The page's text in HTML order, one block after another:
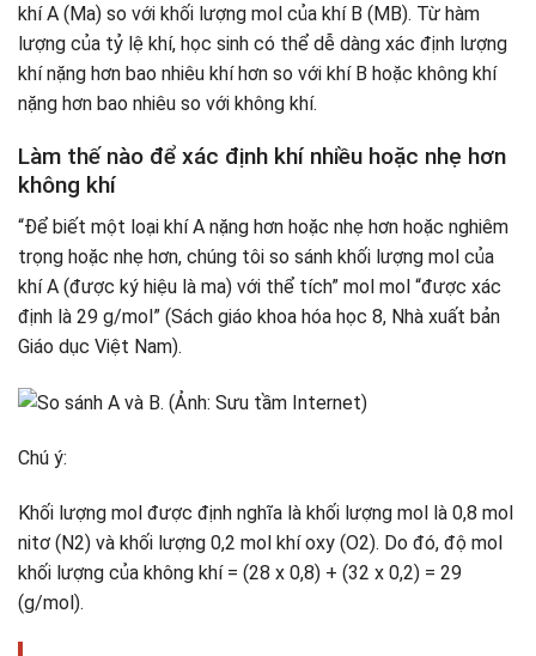
khí A (Ma) so với khối lượng mol của khí B (MB). Từ hàm
lượng của tỷ lệ khí, học sinh có thể dễ dàng xác định lượng
khí nặng hơn bao nhiêu khí hơn so với khí B hoặc không khí
nặng hơn bao nhiêu so với không khí.
Làm thế nào để xác định khí nhiều hoặc nhẹ hơn
không khí
“Để biết một loại khí A nặng hơn hoặc nhẹ hơn hoặc nghiêm
trọng hoặc nhẹ hơn, chúng tôi so sánh khối lượng mol của
khí A (được ký hiệu là ma) với thể tích” mol mol “được xác
định là 29 g/mol” (Sách giáo khoa hóa học 8, Nhà xuất bản
Giáo dục Việt Nam).
Chú ý:
Khối lượng mol được định nghĩa là khối lượng mol là 0,8 mol
nitơ (N2) và khối lượng 0,2 mol khí oxy (O2). Do đó, độ mol
khối lượng của không khí = (28 x 0,8) + (32 x 0,2) = 29
(g/mol).